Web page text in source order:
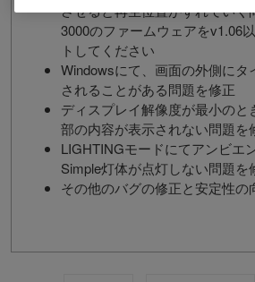
させると再生位置がずれてい
3000のファームウェアをv1.06
トしてください
Windowsにて、画面の外側にタ
されることがある問題を修正
ディスプレイ解像度が最小のと
部の内容が表示されない問題を
LIGHTINGモードにてアンビエ
Simple灯体が点灯しない問題を
その他のバグの修正と安定性の